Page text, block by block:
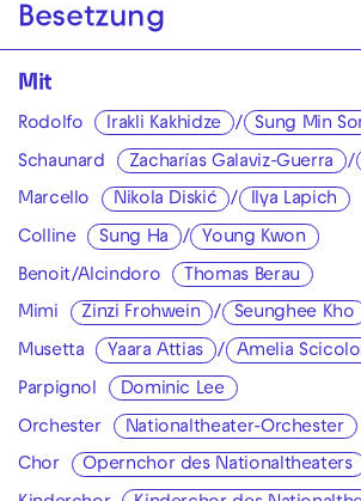
Besetzung
Mit
Rodolfo Irakli Kakhidze / Sung Min
Schaunard Zacharías Galaviz-Guerra /
Marcello Nikola Diskić / Ilya Lapich
Colline Sung Ha / Young Kwon
Benoit/Alcindoro Thomas Berau
Mimi Zinzi Frohwein / Seunghee Kho
Musetta Yaara Attias / Amelia
Parpignol Dominic Lee
Orchester Nationaltheater-Orchester
Chor Opernchor des Nationaltheaters